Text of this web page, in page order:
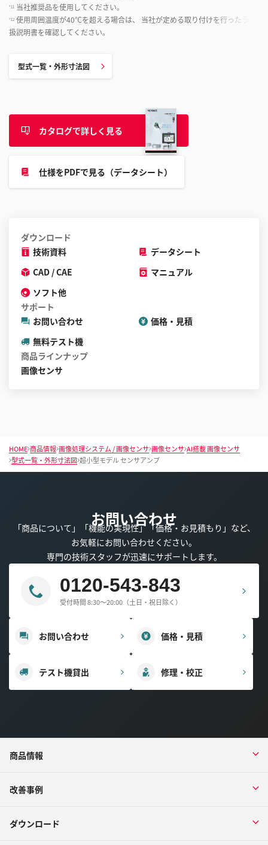
*11 当社推奨品を使用してください。
*12 使用周囲温度が40℃を超える場合は、 当社が定める取り付けを行ったうえ
扱説明書を確認してください。
型式一覧・外形寸法図
カタログで詳しく見る
仕様をPDFで見る（データシート）
ダウンロード
技術資料
データシート
CAD / CAE
マニュアル
ソフト他
サポート
お問い合わせ
価格・見積
無料テスト機
商品ラインナップ
画像センサ
HOME 商品情報 画像処理システム / 画像センサ 画像センサ AI搭載 画像センサ
型式一覧・外形寸法図 超小型モデル センサアンプ
お問い合わせ
「商品について」「機能の実現性」「価格・お見積もり」など、
お気軽にお問い合わせください。
専門の技術スタッフが迅速にサポートします。
0120-543-843
受付時間 8:30～20:00（土日・祝日除く）
お問い合わせ 価格・見積
テスト機貸出 修理・校正
商品情報
改善事例
ダウンロード